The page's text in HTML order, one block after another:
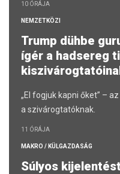
10 ÓRÁJA
NEMZETKÖZI
Trump dühbe
ígér a hadsereg
„El fogjuk kapni őket” –
a szivárogtatóknak.
11 ÓRÁJA
MAKRO / KÜLGAZDASÁG
Súlyos